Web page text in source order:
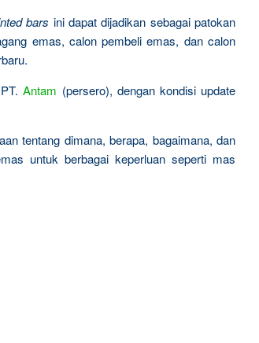
bars ini dapat dijadikan sebagai patokan
emas, calon pembeli emas, dan calon
PT.Antam (persero), dengan kondisi update
tentang dimana, berapa, bagaimana, dan
untuk berbagai keperluan seperti mas